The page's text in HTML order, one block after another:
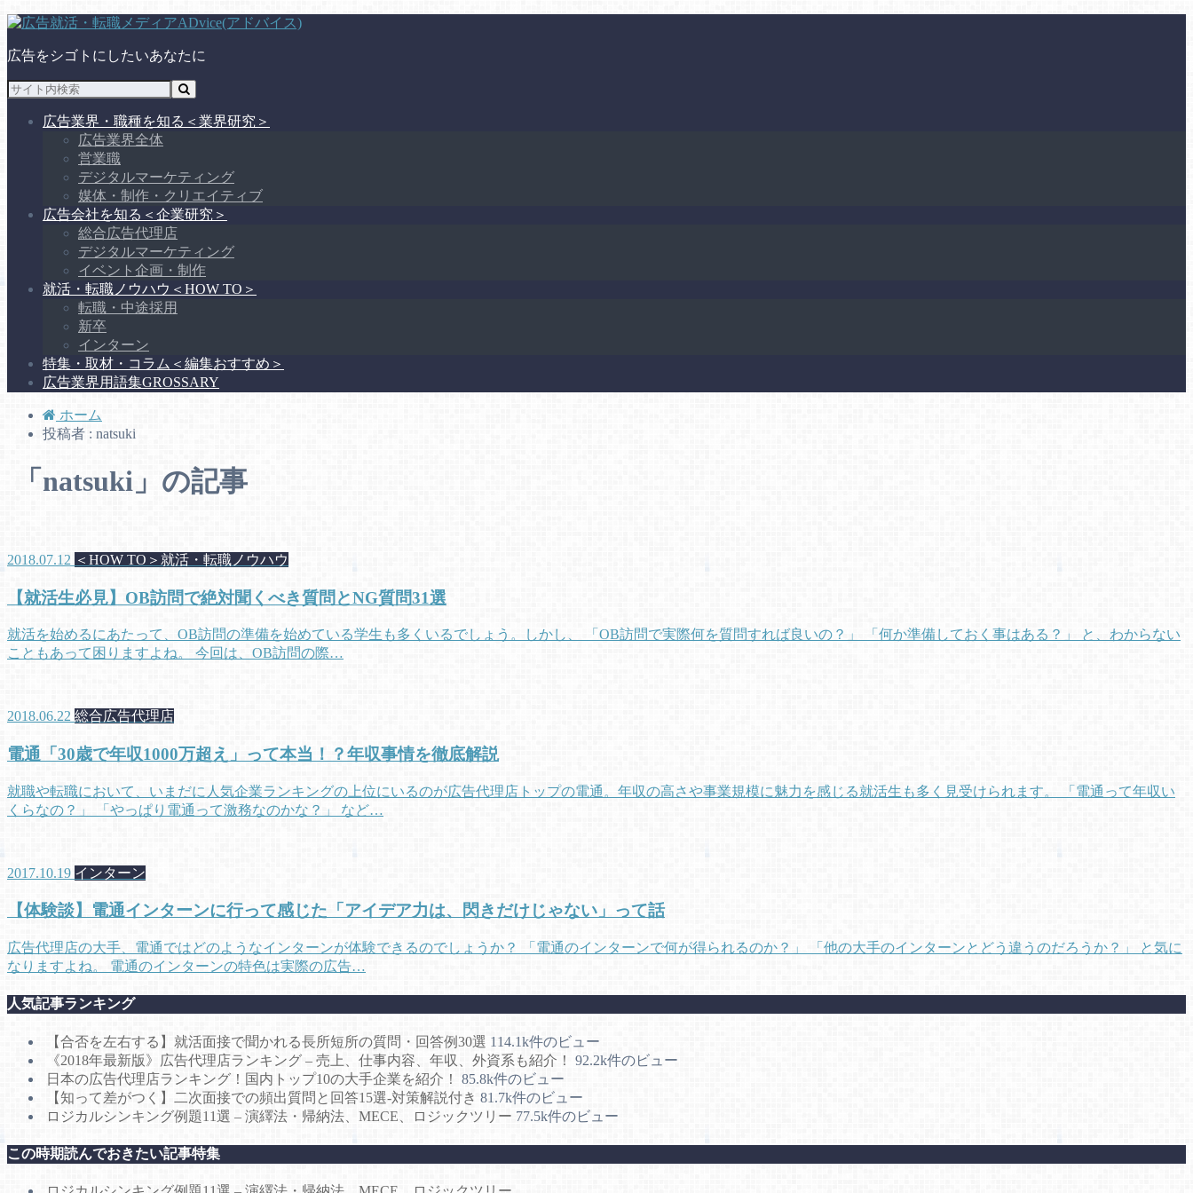
広告をシゴトにしたいあなたに
広告業界・職種を知る ＜業界研究＞
広告業界全体
営業職
デジタルマーケティング
媒体・制作・クリエイティブ
広告会社を知る ＜企業研究＞
総合広告代理店
デジタルマーケティング
イベント企画・制作
就活・転職ノウハウ ＜HOW TO＞
転職・中途採用
新卒
インターン
特集・取材・コラム ＜編集おすすめ＞
広告業界用語集GROSSARY
ホーム
投稿者 : natsuki
「natsuki」の記事
2018.07.12 ＜HOW TO＞就活・転職ノウハウ
【就活生必見】OB訪問で絶対聞くべき質問とNG質問31選
就活を始めるにあたって、OB訪問の準備を始めている学生も多くいるでしょう。しかし、 「OB訪問で実際何を質問すれば良いの？」 「何か準備しておく事はある？」 と、わからない
こともあって困りますよね。 今回は、OB訪問の際…
2018.06.22 総合広告代理店
電通「30歳で年収1000万超え」って本当！？年収事情を徹底解説
就職や転職において、いまだに人気企業ランキングの上位にいるのが広告代理店トップの電通。年収の高さや事業規模に魅力を感じる就活生も多く見受けられます。 「電通って年収い
くらなの？」 「やっぱり電通って激務なのかな？」 など…
2017.10.19 インターン
【体験談】電通インターンに行って感じた「アイデア力は、閃きだけじゃない」って話
広告代理店の大手、電通ではどのようなインターンが体験できるのでしょうか？ 「電通のインターンで何が得られるのか？」 「他の大手のインターンとどう違うのだろうか？」 と気に
なりますよね。 電通のインターンの特色は実際の広告…
人気記事ランキング
【合否を左右する】就活面接で聞かれる長所短所の質問・回答例30選 114.1k件のビュー
《2018年最新版》広告代理店ランキング – 売上、仕事内容、年収、外資系も紹介！
92.2k件のビュー
日本の広告代理店ランキング！国内トップ10の大手企業を紹介！
85.8k件のビュー
【知って差がつく】二次面接での頻出質問と回答15選-対策解説付き 81.7k件のビュー
ロジカルシンキング例題11選 – 演繹法・帰納法、MECE、ロジックツリー 77.5k件のビュー
この時期読んでおきたい記事特集